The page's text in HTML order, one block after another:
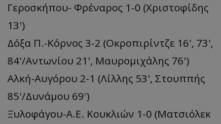
Γεροσκήπου- Φρέναρος 1-0 (Χριστοφίδης
13')
Δόξα Π.-Κόρνος 3-2 (Οκροπιρίντζε 16', 73',
84'/Αντωνίου 21', Μαυρομιχάλης 76')
Αλκή-Αυγόρου 2-1 (Λίλλης 53', Στουππής
85'/Δυνάμου 69')
Ξυλοφάγου-Α.Ε. Κουκλιών 1-0 (Ματσιόλεκ